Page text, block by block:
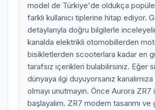
model de Türkiye'de oldukça
farklı kullanıcı tiplerine hitap ediyor.
detaylarıyla doğru bilgilerle
kanalda elektrikli otomobillerden
bisikletlerden scooterlara kadar en
tarafsız içerikleri bulabilirsiniz. Eğer
dünyaya ilgi duyuyorsanız
olmayı unutmayın. Önce Aurora ZR7
başlayalım. ZR7 modern tasarımı ve